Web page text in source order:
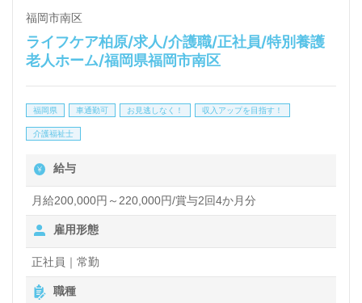
もちろん、資格取得後、ケアマネージャーを目指され
る方も幅広く募集します。『職員様の電話応対や接遇
が良い、清潔感のある施設で心地よい、職員様の感じ
く事業所様です。『ご利用者様、ご家族様のお役に立
じながら働きたい』『転職でキャリアチェンジ、キャ
リアアップを実現したい』『施設形態、環境、働き方
を変えて仕事をしたい』等の方も大歓迎です。働き方
や選考フロー等、担当コンサルタントよりご案内しま
す。お問い合わせも遠慮なくお願いします。
福岡市南区
ライフケア柏原/求人/介護職/正社員/特別養護
老人ホーム/福岡県福岡市南区
福岡県 車通勤可 お見逃しなく！ 収入アップを目指す！
介護福祉士
給与
月給200,000円～220,000円/賞与2回4か月分
雇用形態
正社員｜常勤
職種